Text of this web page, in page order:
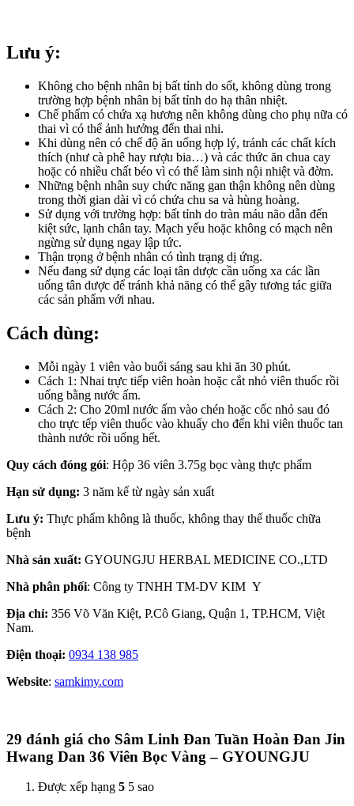
Lưu ý:
Không cho bệnh nhân bị bất tỉnh do sốt, không dùng trong
trường hợp bệnh nhân bị bất tỉnh do hạ thân nhiệt.
Chế phẩm có chứa xạ hương nên không dùng cho phụ nữa có
thai vì có thể ảnh hưởng đến thai nhi.
Khi dùng nên có chế độ ăn uống hợp lý, tránh các chất kích
thích (như cà phê hay rượu bia…) và các thức ăn chua cay
hoặc có nhiều chất béo vì có thể làm sinh nội nhiệt và đờm.
Những bệnh nhân suy chức năng gan thận không nên dùng
trong thời gian dài vì có chứa chu sa và hùng hoàng.
Sử dụng với trường hợp: bất tỉnh do tràn máu não dẫn đến
kiệt sức, lạnh chân tay. Mạch yếu hoặc không có mạch nên
ngừng sử dụng ngay lập tức.
Thận trọng ở bệnh nhân có tình trạng dị ứng.
Nếu đang sử dụng các loại tân dược cần uống xa các lần
uống tân dược để tránh khả năng có thể gây tương tác giữa
các sản phẩm với nhau.
Cách dùng:
Mỗi ngày 1 viên vào buổi sáng sau khi ăn 30 phút.
Cách 1: Nhai trực tiếp viên hoàn hoặc cắt nhỏ viên thuốc rồi
uống bằng nước ấm.
Cách 2: Cho 20ml nước ấm vào chén hoặc cốc nhỏ sau đó
cho trực tếp viên thuốc vào khuấy cho đến khi viên thuốc tan
thành nước rồi uống hết.
Quy cách đóng gói: Hộp 36 viên 3.75g bọc vàng thực phẩm
Hạn sử dụng: 3 năm kể từ ngày sản xuất
Lưu ý: Thực phẩm không là thuốc, không thay thế thuốc chữa
bệnh
Nhà sản xuất: GYOUNGJU HERBAL MEDICINE CO.,LTD
Nhà phân phối: Công ty TNHH TM-DV KIM Y
Địa chỉ: 356 Võ Văn Kiệt, P.Cô Giang, Quận 1, TP.HCM, Việt
Nam.
Điện thoại: 0934 138 985
Website: samkimy.com
29 đánh giá cho Sâm Linh Đan Tuần Hoàn Đan Jin
Hwang Dan 36 Viên Bọc Vàng – GYOUNGJU
Được xếp hạng 5 5 sao